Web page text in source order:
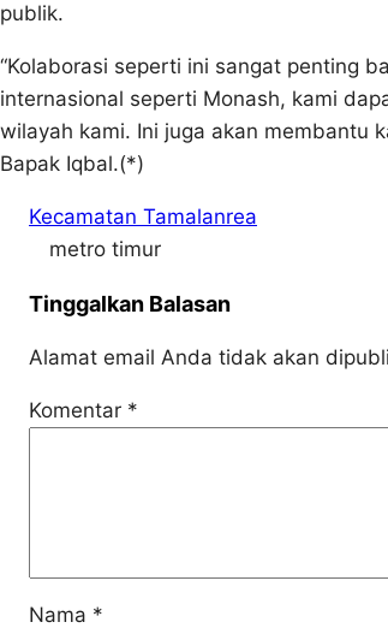
publik.
“Kolaborasi seperti ini sangat penting
internasional seperti Monash, kami
wilayah kami. Ini juga akan membantu
Bapak Iqbal.(*)
Kecamatan Tamalanrea
metro timur
Tinggalkan Balasan
Alamat email Anda tidak akan
Komentar *
Nama *